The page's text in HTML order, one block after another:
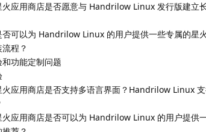
火应用商店是否愿意与 Handrilow Linux 发行版建立
否可以为 Handrilow Linux 的用户提供一些专属的星
程？
和功能定制问题
火应用商店是否支持多语言界面？Handrilow Linux
火应用商店是否可以为 Handrilow Linux 的用户提供